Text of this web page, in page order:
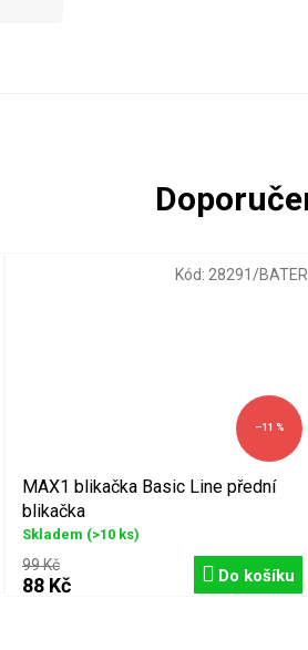
–11 %
MAX1 blikačka Basic Line přední
blikačka
Skladem (>10 ks)
99 Kč
88 Kč Do košíku
Kód: 28291/BATER